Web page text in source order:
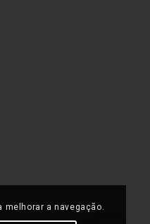
melhorar a navegação.